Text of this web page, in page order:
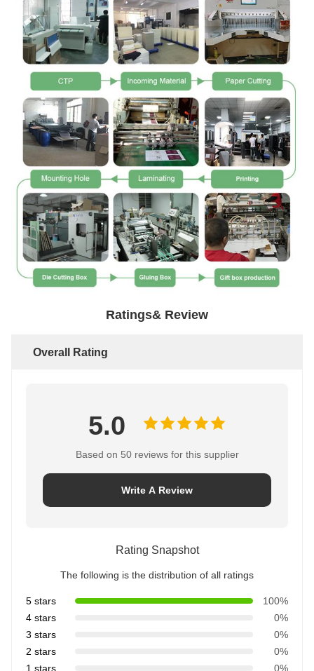
Ratings& Review
Overall Rating
5.0
Based on 50 reviews for this supplier
Write A Review
Rating Snapshot
The following is the distribution of all ratings
5 stars
100%
4 stars
0%
3 stars
0%
2 stars
0%
1 stars
0%